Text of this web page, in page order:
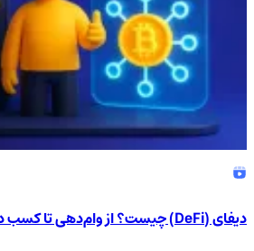
دیفای (DeFi) چیست؟ از وام‌دهی تا کسب درآمد